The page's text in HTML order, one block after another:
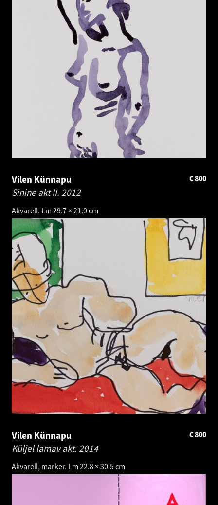
Vilen Künnapu
Sinine akt II. 2012
Akvarell. Lm 29.7 × 21.0 cm
800
€
Vilen Künnapu
Küljel lamav akt. 2014
Akvarell, marker. Lm 22.8 × 30.5 cm
800
€